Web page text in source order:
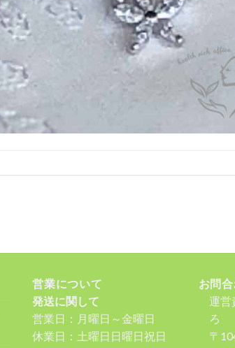
営業について
発送に関して
営業日：月曜日～金曜日
休業日：土曜日日曜日祝日
お問
運営
ろ
〒